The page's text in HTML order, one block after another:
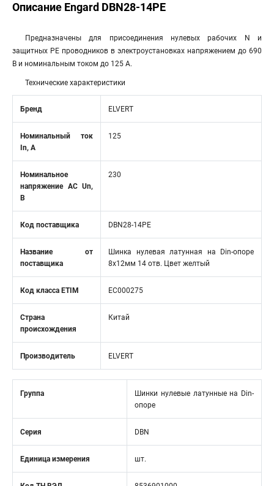
Описание Engard DBN28-14PE
Предназначены для присоединения нулевых рабочих N и
защитных PE проводников в электроустановках напряжением до 690
В и номинальным током до 125 А.
Технические характеристики
Бренд ELVERT
Номинальный ток
In, А
125
Номинальное
напряжение АС Un,
В
230
Код поставщика DBN28-14PE
Название от
поставщика
Шинка нулевая латунная на Din-опоре
8х12мм 14 отв. Цвет желтый
Код класса ETIM EC000275
Страна
происхождения
Китай
Производитель ELVERT
Группа
Шинки нулевые латунные на Din-
опоре
Серия DBN
Единица измерения шт.